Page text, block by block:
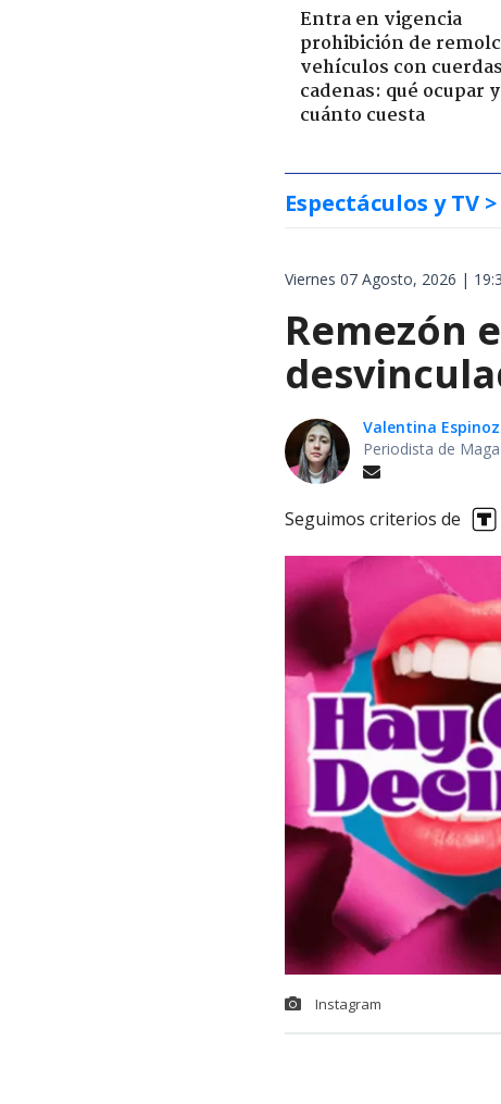
Entra en vigencia
prohibición de
vehículos con
cadenas: qué ocupar y
cuánto cuesta
Espectáculos y TV
Viernes 07 Agosto, 2026 |
Remezón
Valentina
Periodista de
Seguimos criterios de
Instagram